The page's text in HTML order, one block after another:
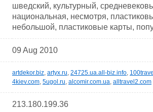
шведский, культурный,
национальная, несмотря,
небольшой, пластиковые карты,
09 Aug 2010
artdekor.biz, artyx.ru, 24725.ua.all-biz.info,
4kiev.com, 5ugol.ru, alcomir.com.ua, alltravel2.com
213.180.199.36